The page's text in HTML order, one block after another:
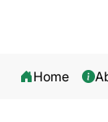
Home